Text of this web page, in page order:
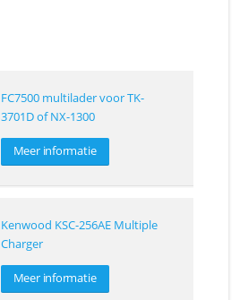
FC7500 multilader voor TK-
3701D of NX-1300
Meer informatie
Kenwood KSC-256AE Multiple
Charger
Meer informatie